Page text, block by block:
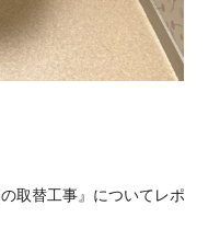
取替工事』についてレポ